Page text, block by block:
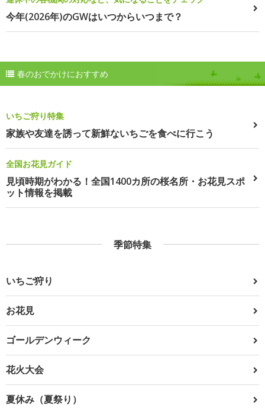
今年(2026年)のGWはいつからいつまで？
春のおでかけにおすすめ
いちご狩り特集
家族や友達を誘って新鮮ないちごを食べに行こう
全国お花見ガイド
見頃時期がわかる！全国1400カ所の桜名所・お花見スポ
ット情報を掲載
季節特集
いちご狩り
お花見
ゴールデンウィーク
花火大会
夏休み（夏祭り）